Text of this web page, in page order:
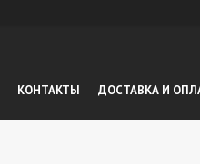
КОНТАКТЫ ДОСТАВКА И